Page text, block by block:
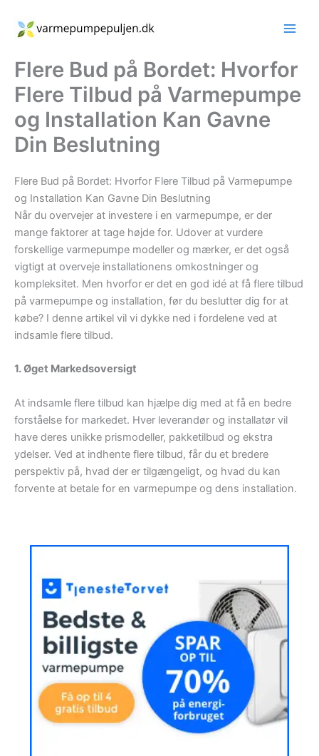
indholdet
Flere Bud på Bordet: Hvorfor
Flere Tilbud på Varmepumpe
og Installation Kan Gavne
Din Beslutning
Flere Bud på Bordet: Hvorfor Flere Tilbud på Varmepumpe
og Installation Kan Gavne Din Beslutning
Når du overvejer at investere i en varmepumpe, er der
mange faktorer at tage højde for. Udover at vurdere
forskellige varmepumpe modeller og mærker, er det også
vigtigt at overveje installationens omkostninger og
kompleksitet. Men hvorfor er det en god idé at få flere tilbud
på varmepumpe og installation, før du beslutter dig for at
købe? I denne artikel vil vi dykke ned i fordelene ved at
indsamle flere tilbud.
1. Øget Markedsoversigt
At indsamle flere tilbud kan hjælpe dig med at få en bedre
forståelse for markedet. Hver leverandør og installatør vil
have deres unikke prismodeller, pakketilbud og ekstra
ydelser. Ved at indhente flere tilbud, får du et bredere
perspektiv på, hvad der er tilgængeligt, og hvad du kan
forvente at betale for en varmepumpe og dens installation.